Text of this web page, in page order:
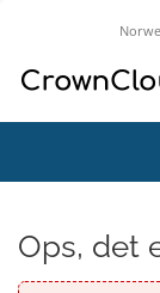
Ops, det